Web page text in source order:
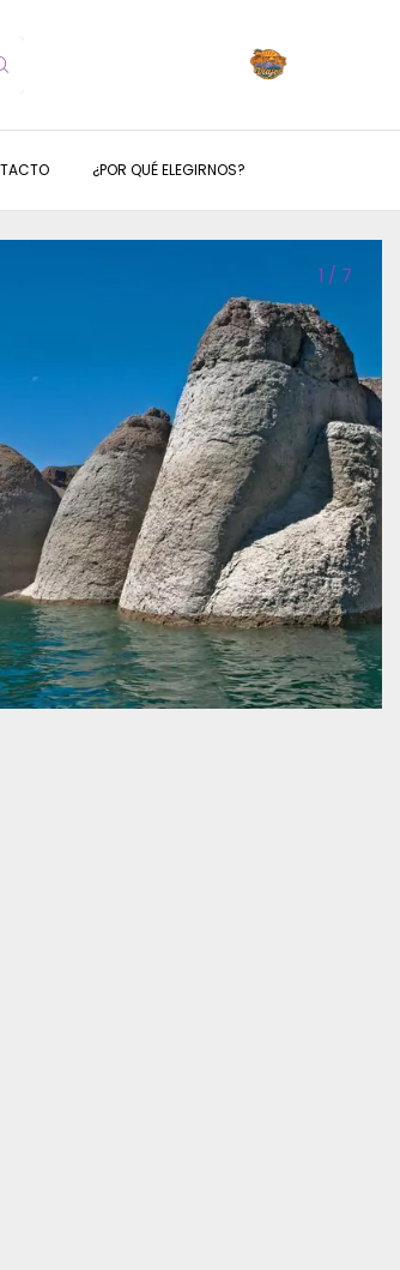
¿POR QUÉ ELEGIRNOS?
1 / 7